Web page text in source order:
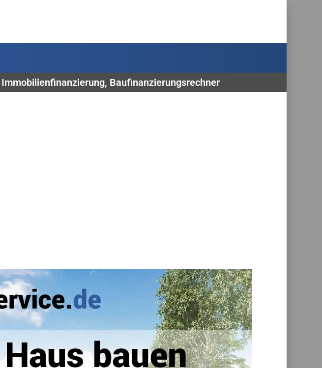
Baufinanzierungsrechner